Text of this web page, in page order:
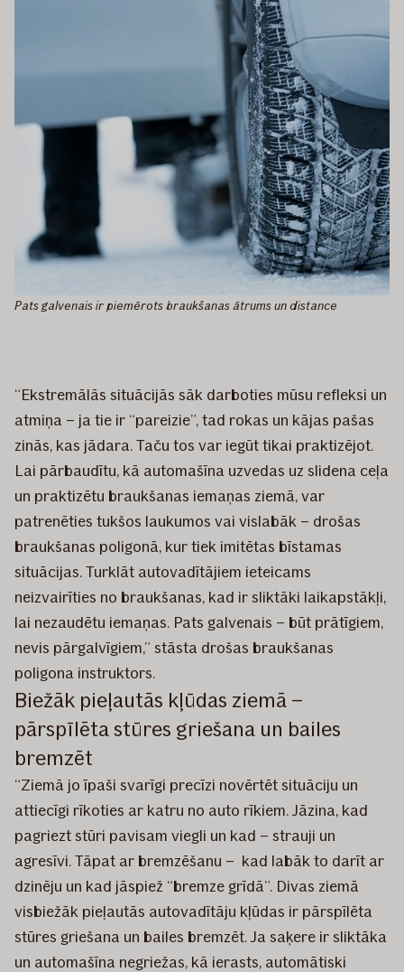
Pats galvenais ir piemērots braukšanas ātrums un distance
“Ekstremālās situācijās sāk darboties mūsu refleksi un
atmiņa – ja tie ir “pareizie”, tad rokas un kājas pašas
zinās, kas jādara. Taču tos var iegūt tikai praktizējot.
Lai pārbaudītu, kā automašīna uzvedas uz slidena ceļa
un praktizētu braukšanas iemaņas ziemā, var
patrenēties tukšos laukumos vai vislabāk – drošas
braukšanas poligonā, kur tiek imitētas bīstamas
situācijas. Turklāt autovadītājiem ieteicams
neizvairīties no braukšanas, kad ir sliktāki laikapstākļi,
lai nezaudētu iemaņas. Pats galvenais – būt prātīgiem,
nevis pārgalvīgiem,” stāsta drošas braukšanas
poligona instruktors.
Biežāk pieļautās kļūdas ziemā –
pārspīlēta stūres griešana un bailes
bremzēt
“Ziemā jo īpaši svarīgi precīzi novērtēt situāciju un
attiecīgi rīkoties ar katru no auto rīkiem. Jāzina, kad
pagriezt stūri pavisam viegli un kad – strauji un
agresīvi. Tāpat ar bremzēšanu – kad labāk to darīt ar
dzinēju un kad jāspiež “bremze grīdā”. Divas ziemā
visbiežāk pieļautās autovadītāju kļūdas ir pārspīlēta
stūres griešana un bailes bremzēt. Ja saķere ir sliktāka
un automašīna negriežas, kā ierasts, automātiski